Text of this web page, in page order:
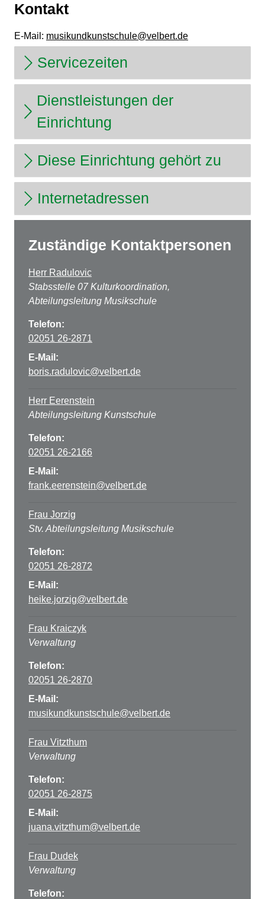
Kontakt
E-Mail: musikundkunstschule@velbert.de
Servicezeiten
Dienstleistungen der
Einrichtung
Diese Einrichtung gehört zu
Internetadressen
Zuständige Kontaktpersonen
Herr Radulovic
Stabsstelle 07 Kulturkoordination,
Abteilungsleitung Musikschule
Telefon:
02051 26-2871
E-Mail:
boris.radulovic@velbert.de
Herr Eerenstein
Abteilungsleitung Kunstschule
Telefon:
02051 26-2166
E-Mail:
frank.eerenstein@velbert.de
Frau Jorzig
Stv. Abteilungsleitung Musikschule
Telefon:
02051 26-2872
E-Mail:
heike.jorzig@velbert.de
Frau Kraiczyk
Verwaltung
Telefon:
02051 26-2870
E-Mail:
musikundkunstschule@velbert.de
Frau Vitzthum
Verwaltung
Telefon:
02051 26-2875
E-Mail:
juana.vitzthum@velbert.de
Frau Dudek
Verwaltung
Telefon: